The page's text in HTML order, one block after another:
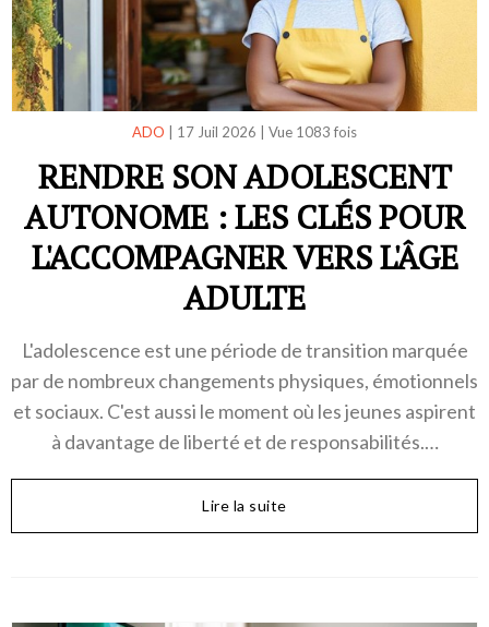
ADO 17 Juil 2026 Vue 1083 fois
RENDRE SON ADOLESCENT
AUTONOME : LES CLÉS POUR
L'ACCOMPAGNER VERS L'ÂGE
ADULTE
L'adolescence est une période de transition marquée
par de nombreux changements physiques, émotionnels
et sociaux. C'est aussi le moment où les jeunes aspirent
à davantage de liberté et de responsabilités.…
Lire la suite